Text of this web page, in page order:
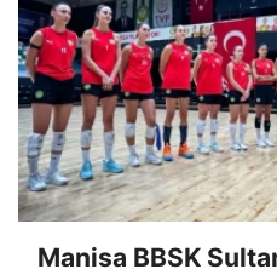
Manisa BBSK